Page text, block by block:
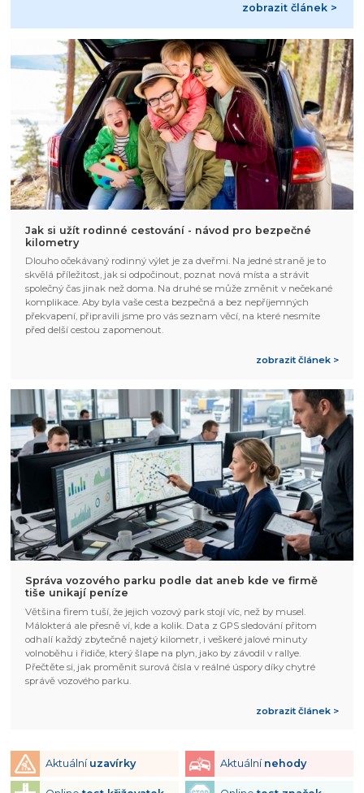
zobrazit článek >
Jak si užít rodinné cestování - návod pro bezpečné
kilometry
Dlouho očekávaný rodinný výlet je za dveřmi. Na jedné straně je to
skvělá příležitost, jak si odpočinout, poznat nová místa a strávit
společný čas jinak než doma. Na druhé se může změnit v nečekané
komplikace. Aby byla vaše cesta bezpečná a bez nepříjemných
překvapení, připravili jsme pro vás seznam věcí, na které nesmíte
před delší cestou zapomenout.
zobrazit článek >
Správa vozového parku podle dat aneb kde ve firmě
tiše unikají peníze
Většina firem tuší, že jejich vozový park stojí víc, než by musel.
Málokterá ale přesně ví, kde a kolik. Data z GPS sledování přitom
odhalí každý zbytečně najetý kilometr, i veškeré jalové minuty
volnoběhu i řidiče, který šlape na plyn, jako by závodil v rallye.
Přečtěte si, jak proměnit surová čísla v reálné úspory díky chytré
správě vozového parku.
zobrazit článek >
Aktuální uzavírky Aktuální nehody